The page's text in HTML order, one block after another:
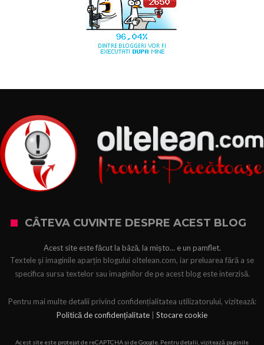
CÂTEVA CUVINTE DESPRE ACEST BLOG
Acest site este făcut la bâză, la mișto... e un pamflet.
Textele şi imaginile aparțin blogului oltelean.com, iar preluarea fără a se
specifica sursa textelor sau imaginilor de pe acest blog este interzisă.
Pentru mai multe detalii privind confidențialitatea utilizatorului, vizitează:
Politică de confidențialitate
Stocare cookie
Acest site este protejat de reCAPTCHA și de Google. Pentru detalii, vizitează paginile